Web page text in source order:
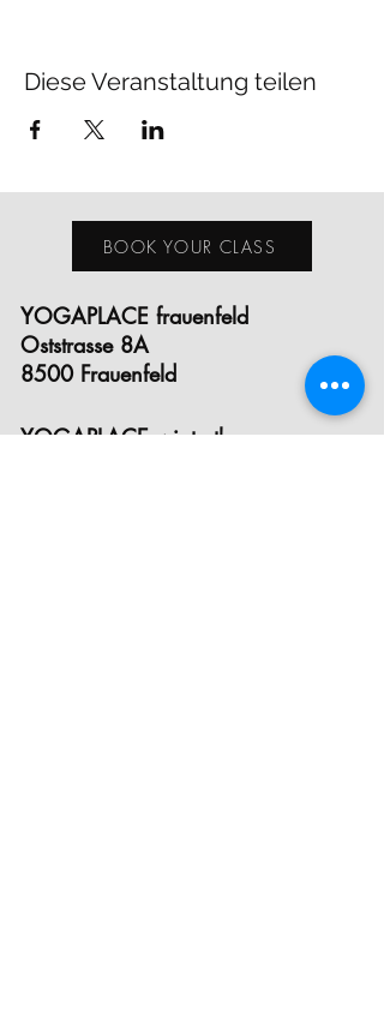
Diese Veranstaltung teilen
BOOK YOUR CLASS
YOGAPLACE frauenfeld
Oststrasse 8A
8500 Frauenfeld
YOGAPLACE winterthur